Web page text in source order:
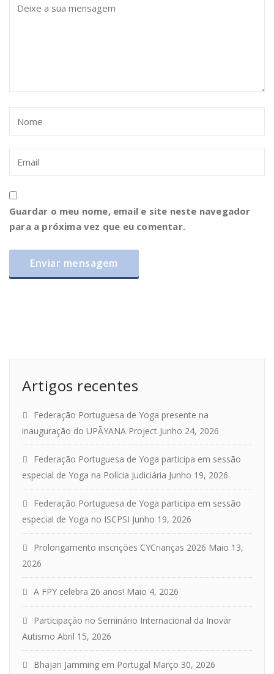
Guardar o meu nome, email e site neste navegador
para a próxima vez que eu comentar.
Artigos recentes
Federação Portuguesa de Yoga presente na
inauguração do UPĀYANA Project Junho 24, 2026
Federação Portuguesa de Yoga participa em sessão
especial de Yoga na Polícia Judiciária Junho 19, 2026
Federação Portuguesa de Yoga participa em sessão
especial de Yoga no ISCPSI Junho 19, 2026
Prolongamento inscrições CYCrianças 2026 Maio 13,
2026
A FPY celebra 26 anos! Maio 4, 2026
Participação no Seminário Internacional da Inovar
Autismo Abril 15, 2026
Bhajan Jamming em Portugal Março 30, 2026